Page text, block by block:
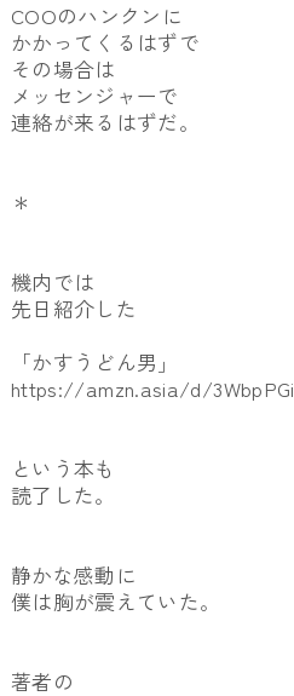
COOのハンクンに
かかってくるはずで
その場合は
メッセンジャーで
連絡が来るはずだ。
＊
機内では
先日紹介した
「かすうどん男」
https://amzn.asia/d/3WbpPGi
という本も
読了した。
静かな感動に
僕は胸が震えていた。
著者の